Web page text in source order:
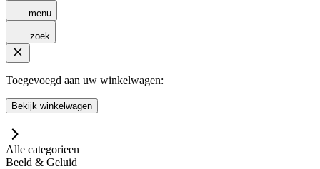
menu
zoek
Toegevoegd aan uw winkelwagen:
Bekijk winkelwagen
Alle categorieen
Beeld & Geluid